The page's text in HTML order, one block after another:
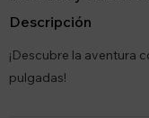
Descripción
¡Descubre la aventura
pulgadas!